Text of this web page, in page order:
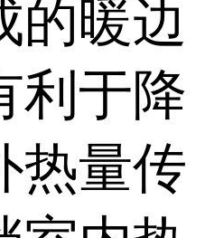
TPE超
玻璃，
的暖边